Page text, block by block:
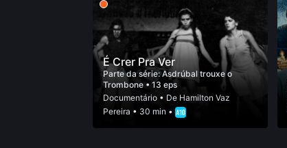
É Crer Pra Ver
Parte da série:Asdrúbal trouxe o
Trombone • 13 eps
Documentário• De Hamilton Vaz
Pereira • 30 min •